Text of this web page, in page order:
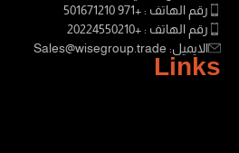
رقم الهاتف : +971 501671210
رقم الهاتف : +20224550210
الايميل: Sales@wisegroup.trade
Links